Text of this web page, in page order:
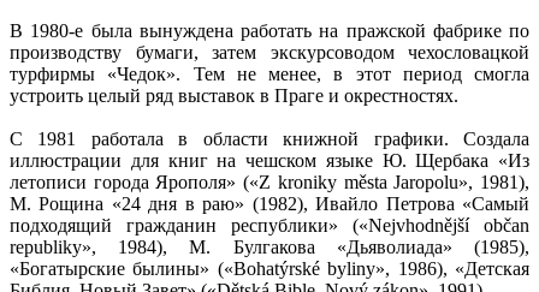
В 1980-е была вынуждена работать на пражской фабрике по
производству бумаги, затем экскурсоводом чехословацкой
турфирмы «Чедок». Тем не менее, в этот период смогла
устроить целый ряд выставок в Праге и окрестностях.
С 1981 работала в области книжной графики. Создала
иллюстрации для книг на чешском языке Ю. Щербака «Из
летописи города Ярополя» («Z kroniky města Jaropolu», 1981),
М. Рощина «24 дня в раю» (1982), Ивайло Петрова «Самый
подходящий гражданин республики» («Nejvhodnější občan
republiky», 1984), М. Булгакова «Дьяволиада» (1985),
«Богатырские былины» («Bohatýrské byliny», 1986), «Детская